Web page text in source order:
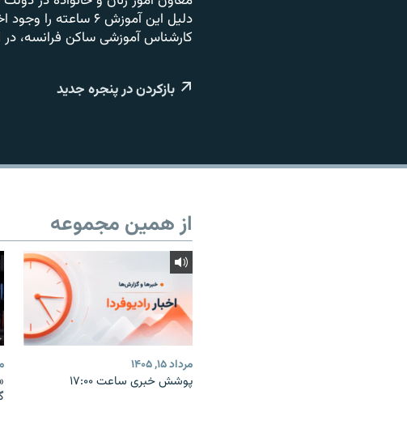
دلیل این آموزش ۶
کارشناس آموزشی ساکن فرانسه،
بازکردن در پنجره جدید
از همین مجموعه
مرداد ۱۵, ۱۴۰۵
پوشش خبری ساعت ۱۷:۰۰